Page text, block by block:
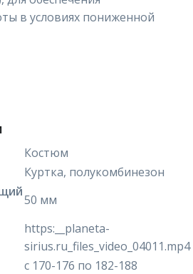
в условиях пониженной
Костюм
Куртка, полукомбинезон
50 мм
https:__planeta-
sirius.ru_files_video_04011.mp4
с 170-176 по 182-188